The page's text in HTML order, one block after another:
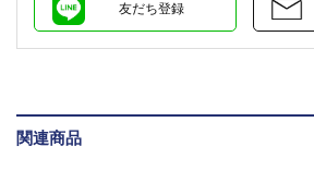
友だち登録
関連商品